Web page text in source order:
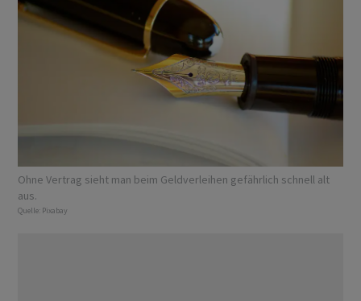
Ohne Vertrag sieht man beim Geldverleihen gefährlich schnell alt
aus.
Quelle: Pixabay